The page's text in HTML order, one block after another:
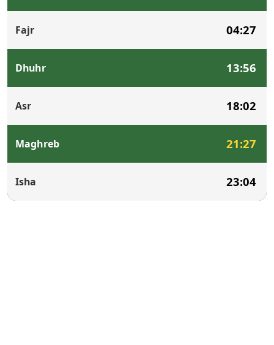
Fajr 04:27
Dhuhr 13:56
Asr 18:02
Maghreb 21:27
Isha 23:04